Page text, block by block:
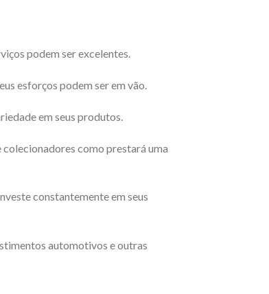
podem ser excelentes.
esforços podem ser em vão.
em seus produtos.
colecionadores como prestará uma
constantemente em seus
automotivos e outras